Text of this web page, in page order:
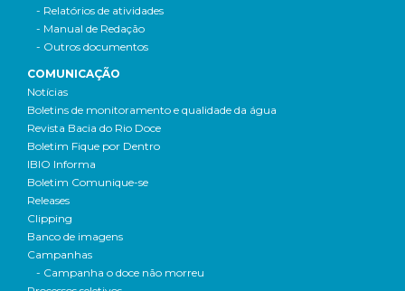
- Relatórios de atividades
- Manual de Redação
- Outros documentos
COMUNICAÇÃO
Notícias
Boletins de monitoramento e qualidade da água
Revista Bacia do Rio Doce
Boletim Fique por Dentro
IBIO Informa
Boletim Comunique-se
Releases
Clipping
Banco de imagens
Campanhas
- Campanha o doce não morreu